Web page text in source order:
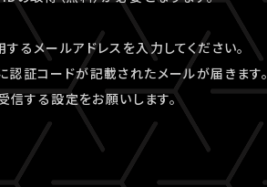
メールアドレスを入力してください。
証コードが記載されたメールが届きます。
する設定をお願いします。